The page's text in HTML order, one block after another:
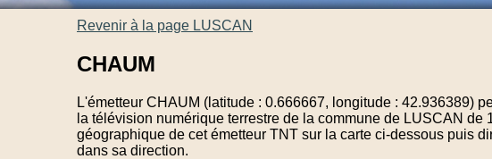
Revenir à la page LUSCAN
CHAUM
L'émetteur CHAUM (latitude : 0.666667, longitude : 42.936389)
la télévision numérique terrestre de la commune de LUSCAN de
géographique de cet émetteur TNT sur la carte ci-dessous puis
dans sa direction.